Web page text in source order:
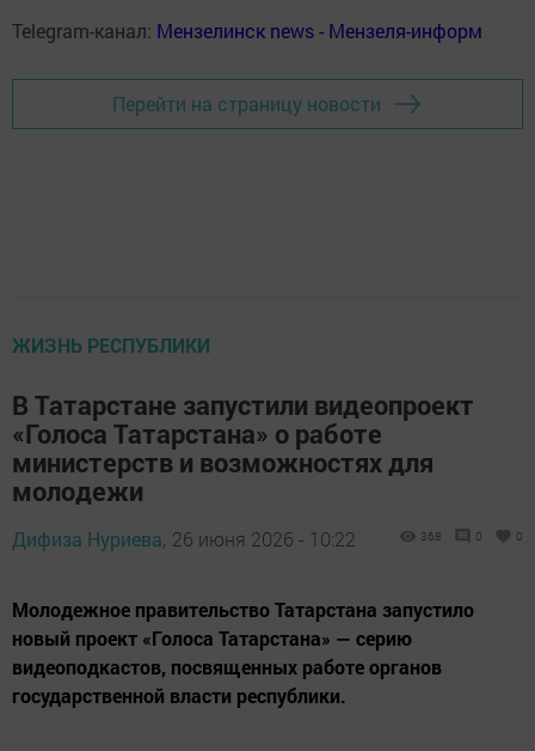
Telegram-канал: Мензелинск news - Мензеля-информ
Перейти на страницу новости
ЖИЗНЬ РЕСПУБЛИКИ
В Татарстане запустили видеопроект
«Голоса Татарстана» о работе
министерств и возможностях для
молодежи
Дифиза Нуриева, 26 июня 2026 - 10:22 368 0 0
Молодежное правительство Татарстана запустило
новый проект «Голоса Татарстана» — серию
видеоподкастов, посвященных работе органов
государственной власти республики.